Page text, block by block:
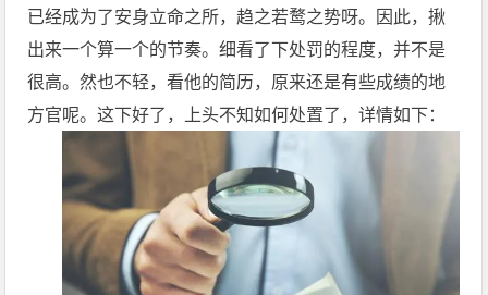
已经成为了安身立命之所，趋之若鹜之势呀。因此，揪
出来一个算一个的节奏。细看了下处罚的程度，并不是
很高。然也不轻，看他的简历，原来还是有些成绩的地
方官呢。这下好了，上头不知如何处置了，详情如下：